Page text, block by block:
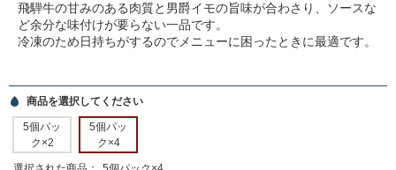
飛騨牛の甘みのある肉質と男爵イモの旨味が合わさり、ソースな
ど余分な味付けが要らない一品です。
冷凍のため日持ちがするのでメニューに困ったときに最適です。
商品を選択してください
5個パッ
ク×2
5個パッ
ク×4